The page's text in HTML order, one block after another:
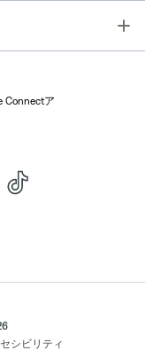
Connectア
シビリティ